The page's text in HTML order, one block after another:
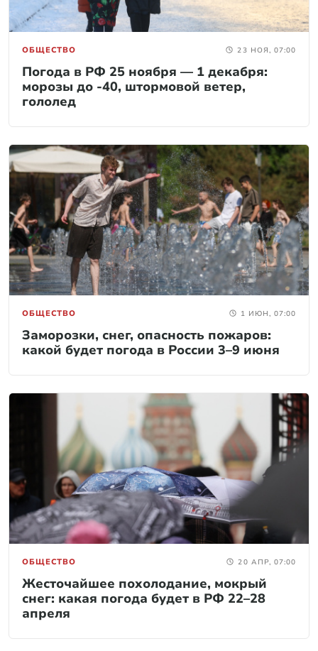
ОБЩЕСТВО 23 НОЯ, 07:00
Погода в РФ 25 ноября — 1 декабря:
морозы до -40, штормовой ветер,
гололед
ОБЩЕСТВО 1 ИЮН, 07:00
Заморозки, снег, опасность пожаров:
какой будет погода в России 3–9 июня
ОБЩЕСТВО 20 АПР, 07:00
Жесточайшее похолодание, мокрый
снег: какая погода будет в РФ 22–28
апреля